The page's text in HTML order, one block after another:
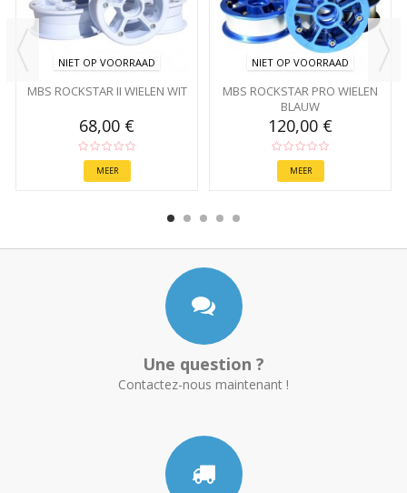
NIET OP VOORRAAD
MBS ROCKSTAR II WIELEN WIT
68,00 €
MEER
NIET OP VOORRAAD
MBS ROCKSTAR PRO WIELEN
BLAUW
120,00 €
MEER
Une question ?
Contactez-nous maintenant !